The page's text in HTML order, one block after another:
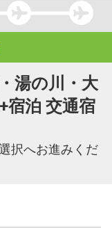
湯の川・大
宿泊 交通宿
択へお進みくだ